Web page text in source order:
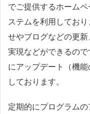
でご提供するホーム
ステムを利用してお
せやブログなどの更
実現などができるの
にアップデート（機
しております。
定期的にプログラム